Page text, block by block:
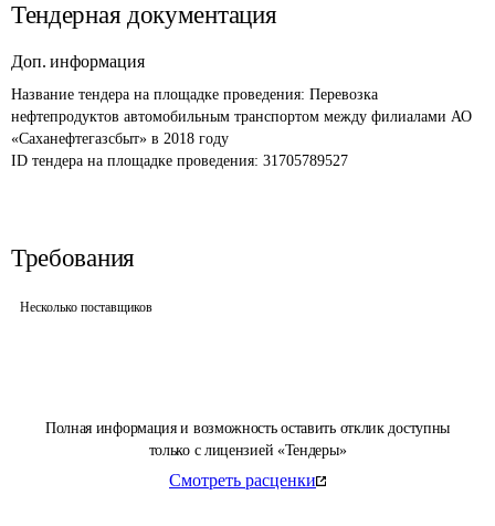
Полная информация и возможность оставить отклик доступны
только с лицензией «Тендеры»
Смотреть расценки
Тендерная документация
Доп. информация
Название тендера на площадке проведения: Перевозка
нефтепродуктов автомобильным транспортом между филиалами АО
«Саханефтегазсбыт» в 2018 году
ID тендера на площадке проведения: 31705789527
Требования
Несколько поставщиков